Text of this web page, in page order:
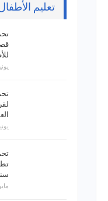
تعليم
يونيو 30,
يونيو 13,
مايو 31,